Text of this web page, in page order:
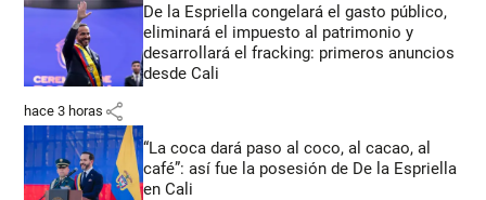
De la Espriella congelará el gasto público,
eliminará el impuesto al patrimonio y
desarrollará el fracking: primeros anuncios
desde Cali
hace 3 horas share
“La coca dará paso al coco, al cacao, al
café”: así fue la posesión de De la Espriella
en Cali